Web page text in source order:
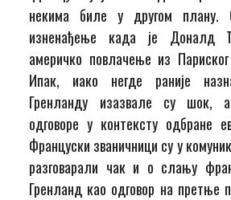
некима биле у другом плану.
изненађење када је Доналд
америчко повлачење из
Ипак, иако негде раније
Гренланду изазвале су шок,
одговоре у контексту одбране
Француски званичници су у
разговарали чак и о слању
Гренланд као одговор на претње